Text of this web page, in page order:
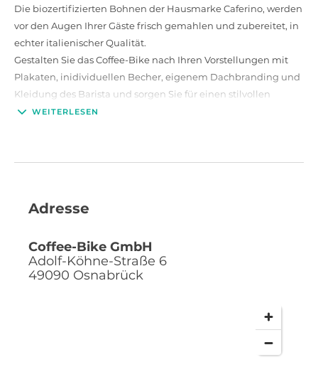
Die biozertifizierten Bohnen der Hausmarke Caferino, werden
vor den Augen Ihrer Gäste frisch gemahlen und zubereitet, in
echter italienischer Qualität.
Gestalten Sie das Coffee-Bike nach Ihren Vorstellungen mit
Plakaten, inidividuellen Becher, eigenem Dachbranding und
Kleidung des Barista und sorgen Sie für einen stilvollen
Hingucker. Der Ausschank in Porzellan, sowie zugehörige
Bis zu 120 Kaffeespezialitäten pro Stunde mit zwei Barista
WEITERLESEN
Adresse
Coffee-Bike GmbH
Adolf-Köhne-Straße 6
49090 Osnabrück